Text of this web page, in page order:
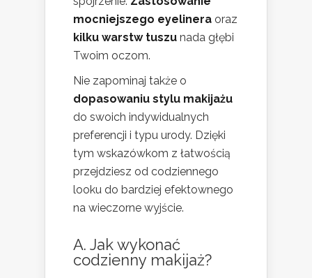
mocniejszego eyelinera oraz
kilku warstw tuszu nada głębi
Twoim oczom.
Nie zapominaj także o
dopasowaniu stylu makijażu
do swoich indywidualnych
preferencji i typu urody. Dzięki
tym wskazówkom z łatwością
przejdziesz od codziennego
looku do bardziej efektownego
na wieczorne wyjście.
A. Jak wykonać
codzienny makijaż?